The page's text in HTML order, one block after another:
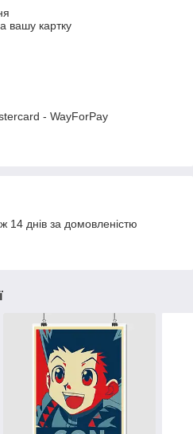
вашу картку
- WayForPay
14 днів за домовленістю